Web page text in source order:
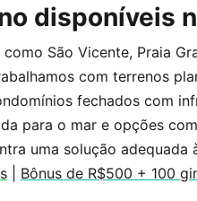
disponíveis
São Vicente, Praia
com terrenos
fechados com
para o mar e opções
uma solução adequada
Bônus de R$500 + 100